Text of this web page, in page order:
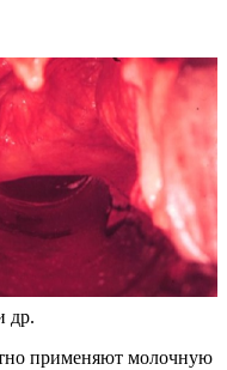
др.
применяют молочную